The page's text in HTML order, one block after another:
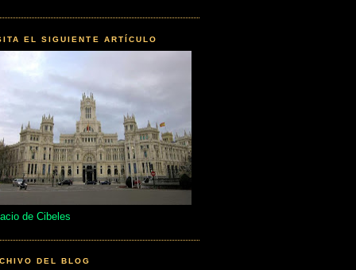
EL SIGUIENTE ARTÍCULO
de Cibeles
DEL BLOG